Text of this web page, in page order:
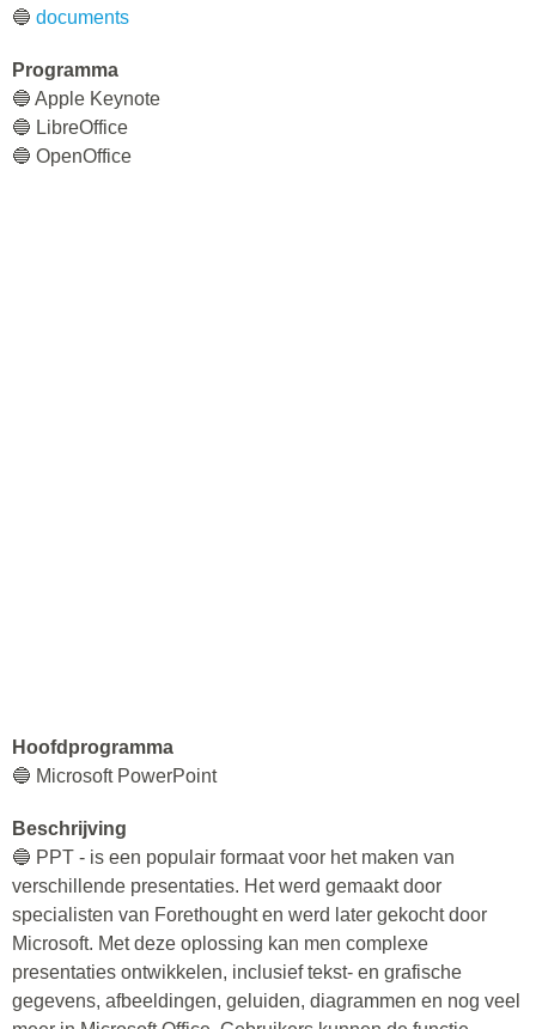
🔵 documents
Programma
🔵 Apple Keynote
🔵 LibreOffice
🔵 OpenOffice
Hoofdprogramma
🔵 Microsoft PowerPoint
Beschrijving
🔵 PPT - is een populair formaat voor het maken van
verschillende presentaties. Het werd gemaakt door
specialisten van Forethought en werd later gekocht door
Microsoft. Met deze oplossing kan men complexe
presentaties ontwikkelen, inclusief tekst- en grafische
gegevens, afbeeldingen, geluiden, diagrammen en nog veel